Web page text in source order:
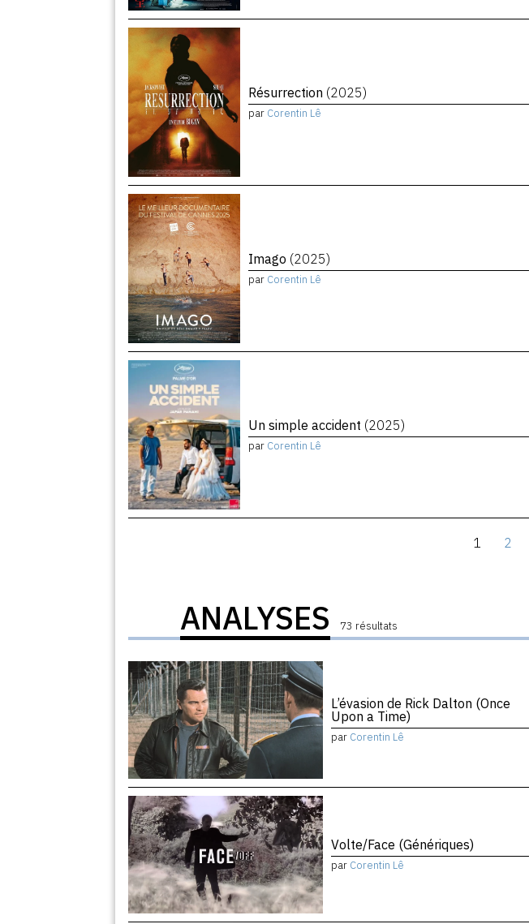
Résurrection (2025)
par Corentin Lê
Imago (2025)
par Corentin Lê
Un simple accident (2025)
par Corentin Lê
1 2
ANALYSES 73 résultats
L’évasion de Rick Dalton (Once
Upon a Time)
par Corentin Lê
Volte/Face (Génériques)
par Corentin Lê